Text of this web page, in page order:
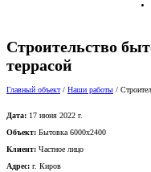
Строительство
террасой
Главный объект / Наши работы /
Дата: 17 июня 2022 г.
Объект: Бытовка 6000x2400
Клиент: Частное лицо
Адрес: г. Киров